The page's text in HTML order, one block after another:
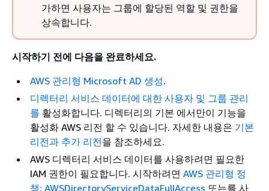
가하면 사용자는 그룹에 할당된 역할 및 권한을
상속합니다.
시작하기 전에 다음을 완료하세요.
AWS 관리형 Microsoft AD 생성.
디렉터리 서비스 데이터에 대한 사용자 및 그룹 관리
를 활성화합니다. 디렉터리의 기본 에서만이 기능을
활성화 AWS 리전 할 수 있습니다. 자세한 내용은 기본
리전과 추가 리전을 참조하세요.
AWS 디렉터리 서비스 데이터를 사용하려면 필요한
IAM 권한이 필요합니다. 시작하려면 AWS 관리형 정
책: AWSDirectoryServiceDataFullAccess 또는를 사